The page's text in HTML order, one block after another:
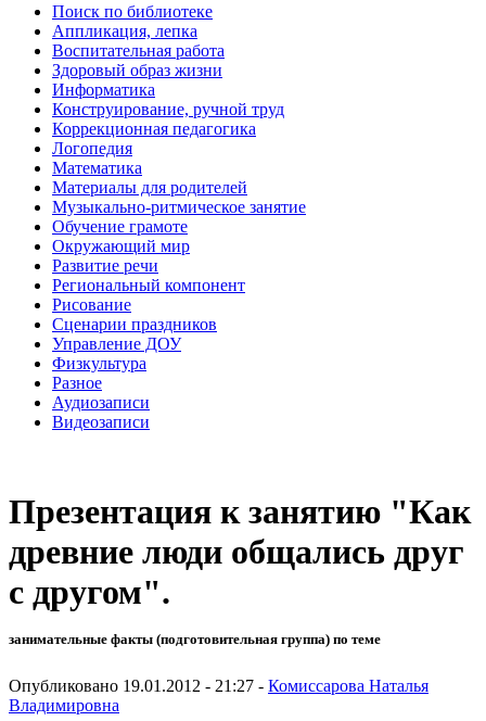
Поиск по библиотеке
Аппликация, лепка
Воспитательная работа
Здоровый образ жизни
Информатика
Конструирование, ручной труд
Коррекционная педагогика
Логопедия
Математика
Материалы для родителей
Музыкально-ритмическое занятие
Обучение грамоте
Окружающий мир
Развитие речи
Региональный компонент
Рисование
Сценарии праздников
Управление ДОУ
Физкультура
Разное
Аудиозаписи
Видеозаписи
Презентация к занятию "Как
древние люди общались друг
с другом".
занимательные факты (подготовительная группа) по теме
Опубликовано 19.01.2012 - 21:27 - Комиссарова Наталья
Владимировна